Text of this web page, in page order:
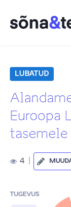
LUBATUD
Euroopa
tasemele
4
TUGEVUS